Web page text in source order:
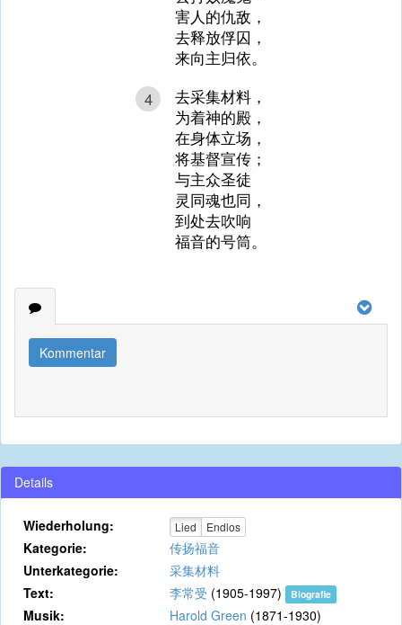
害人的仇敌，
去释放俘囚，
来向主归依。
4
去采集材料，
为着神的殿，
在身体立场，
将基督宣传；
与主众圣徒
灵同魂也同，
到处去吹响
福音的号筒。
Kommentar
Details
Wiederholung: Lied Endlos
Kategorie:
传扬福音
Unterkategorie:
采集材料
Text:
李常受 (1905-1997) Biografie
Musik: Harold Green (1871-1930)